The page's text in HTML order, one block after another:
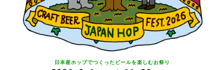
日本産ホップでつくったビールを楽しむお祭り